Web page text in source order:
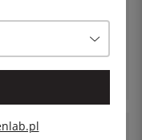
BY HESTON BLUMENTHAL
kuchenny The Paradise
zł